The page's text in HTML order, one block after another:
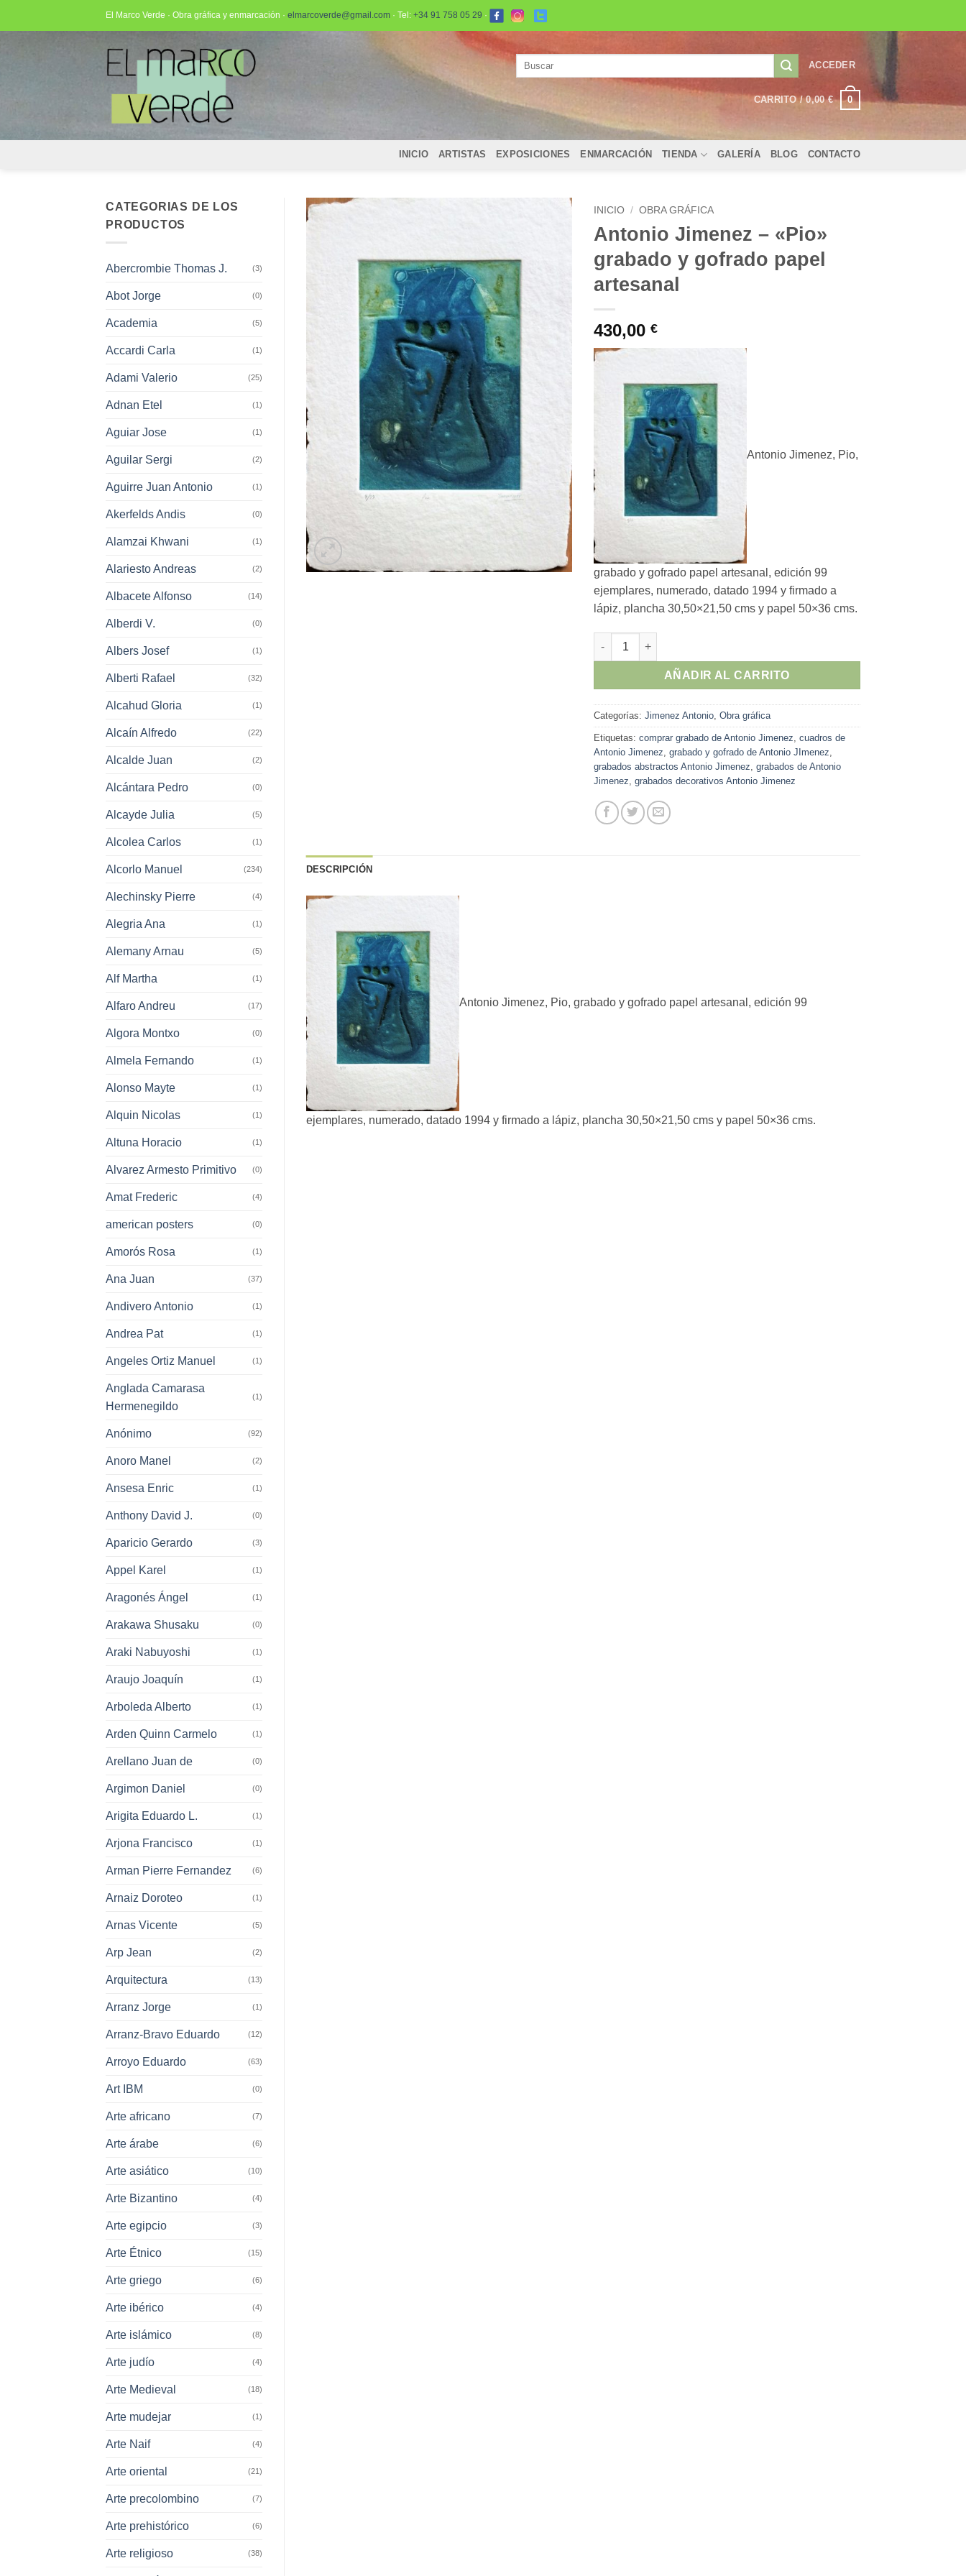
El Marco Verde · Obra gráfica y enmarcación · elmarcoverde@gmail.com · Tel: +34 91 758 05 29 ·
ACCEDER
CARRITO /0,00€ 0
INICIO ARTISTAS EXPOSICIONES ENMARCACIÓN TIENDA GALERÍA BLOG CONTACTO
CATEGORIAS DE LOS
PRODUCTOS
Abercrombie Thomas J. (3)
Abot Jorge (0)
Academia (5)
Accardi Carla (1)
Adami Valerio (25)
Adnan Etel (1)
Aguiar Jose (1)
Aguilar Sergi (2)
Aguirre Juan Antonio (1)
Akerfelds Andis (0)
Alamzai Khwani (1)
Alariesto Andreas (2)
Albacete Alfonso (14)
Alberdi V. (0)
Albers Josef (1)
Alberti Rafael (32)
Alcahud Gloria (1)
Alcaín Alfredo (22)
Alcalde Juan (2)
Alcántara Pedro (0)
Alcayde Julia (5)
Alcolea Carlos (1)
Alcorlo Manuel (234)
Alechinsky Pierre (4)
Alegria Ana (1)
Alemany Arnau (5)
Alf Martha (1)
Alfaro Andreu (17)
Algora Montxo (0)
Almela Fernando (1)
Alonso Mayte (1)
Alquin Nicolas (1)
Altuna Horacio (1)
Alvarez Armesto Primitivo (0)
Amat Frederic (4)
american posters (0)
Amorós Rosa (1)
Ana Juan (37)
Andivero Antonio (1)
Andrea Pat (1)
Angeles Ortiz Manuel (1)
Anglada Camarasa
Hermenegildo
(1)
Anónimo (92)
Anoro Manel (2)
Ansesa Enric (1)
Anthony David J. (0)
Aparicio Gerardo (3)
Appel Karel (1)
Aragonés Ángel (1)
Arakawa Shusaku (0)
Araki Nabuyoshi (1)
Araujo Joaquín (1)
Arboleda Alberto (1)
Arden Quinn Carmelo (1)
Arellano Juan de (0)
Argimon Daniel (0)
Arigita Eduardo L. (1)
Arjona Francisco (1)
Arman Pierre Fernandez (6)
Arnaiz Doroteo (1)
Arnas Vicente (5)
Arp Jean (2)
Arquitectura (13)
Arranz Jorge (1)
Arranz-Bravo Eduardo (12)
Arroyo Eduardo (63)
Art IBM (0)
Arte africano (7)
Arte árabe (6)
Arte asiático (10)
Arte Bizantino (4)
Arte egipcio (3)
Arte Étnico (15)
Arte griego (6)
Arte ibérico (4)
Arte islámico (8)
Arte judío (4)
Arte Medieval (18)
Arte mudejar (1)
Arte Naif (4)
Arte oriental (21)
Arte precolombino (7)
Arte prehistórico (6)
Arte religioso (38)
INICIO / OBRA GRÁFICA
Antonio Jimenez – «Pio»
grabado y gofrado papel
artesanal
430,00€
Antonio Jimenez, Pio,
grabado y gofrado papel artesanal, edición 99
ejemplares, numerado, datado 1994 y firmado a
lápiz, plancha 30,50×21,50 cms y papel 50×36 cms.
Antonio Jimenez - "Pio" grabado y gofrado papel artesanal cantidad
AÑADIR AL CARRITO
Categorías:Jimenez Antonio ,Obra gráfica
Etiquetas:comprar grabado de Antonio Jimenez ,cuadros de
Antonio Jimenez ,grabado y gofrado de Antonio JImenez
grabados abstractos Antonio Jimenez ,grabados de Antonio
Jimenez ,grabados decorativos Antonio Jimenez
DESCRIPCIÓN
Antonio Jimenez, Pio, grabado y gofrado papel artesanal, edición 99
ejemplares, numerado, datado 1994 y firmado a lápiz, plancha 30,50×21,50 cms y papel 50×36 cms.